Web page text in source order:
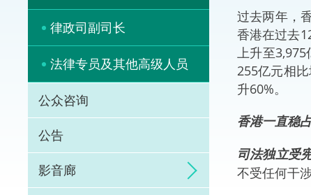
法律枢纽
促成交易和争议解
律政司副司长
法律专员及其他高级人员
公众咨询
公告
影音廊
过去两年，
香港在过去
上升至
255亿元相
升60%。
香港一直稳
司法独立受
不受任何干